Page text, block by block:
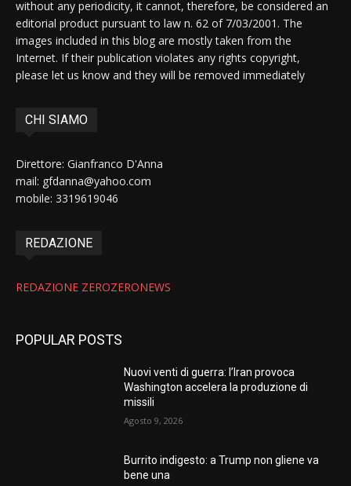
without any periodicity, it cannot, therefore, be considered an
editorial product pursuant to law n. 62 of 7/03/2001. The
images included in this blog are mostly taken from the
Internet. If their publication violates any rights copyright,
please let us know and they will be removed immediately
CHI SIAMO
Direttore: Gianfranco D'Anna
mail: gfdanna@yahoo.com
mobile: 3319619046
REDAZIONE
REDAZIONE ZEROZERONEWS
POPULAR POSTS
Nuovi venti di guerra: l’Iran provoca
Washington accelera la produzione di
missili
Agosto 9, 2026
Burrito indigesto: a Trump non gliene va
bene una